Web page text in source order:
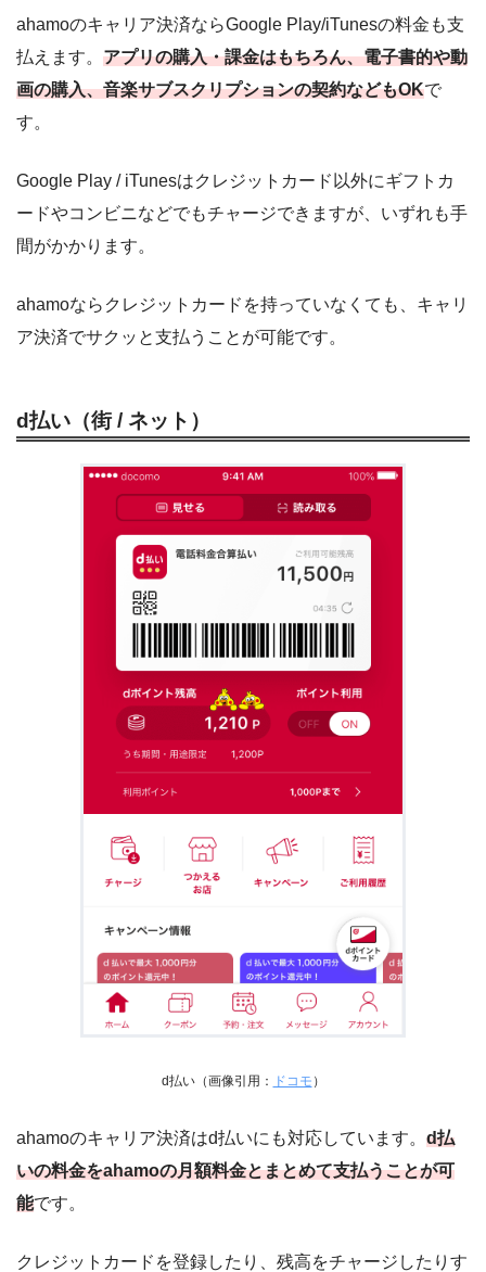
ahamoのキャリア決済ならGoogle Play/iTunesの料金も支
払えます。 アプリの購入・課金はもちろん、電子書的や動
画の購入、音楽サブスクリプションの契約などもOKで
す。
Google Play / iTunesはクレジットカード以外にギフトカ
ードやコンビニなどでもチャージできますが、いずれも手
間がかかります。
ahamoならクレジットカードを持っていなくても、キャリ
ア決済でサクッと支払うことが可能です。
d払い（街 / ネット）
d払い（画像引用： ドコモ ）
ahamoのキャリア決済はd払いにも対応しています。 d払
いの料金をahamoの月額料金とまとめて支払うことが可
能です。
クレジットカードを登録したり、残高をチャージしたりす